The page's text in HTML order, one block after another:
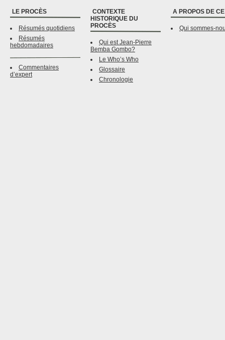
LE PROCÈS
Résumés quotidiens
Résumés
hebdomadaires
Commentaires
d’expert
CONTEXTE
HISTORIQUE DU
PROCÈS
Qui est Jean-Pierre
Bemba Gombo?
Le Who’s Who
Glossaire
Chronologie
A PROPOS DE
Qui sommes-